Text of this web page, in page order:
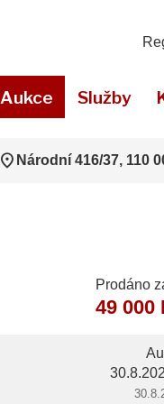
Aukce Služby
location_on Národní 416/37, 110
Prodáno
49 000